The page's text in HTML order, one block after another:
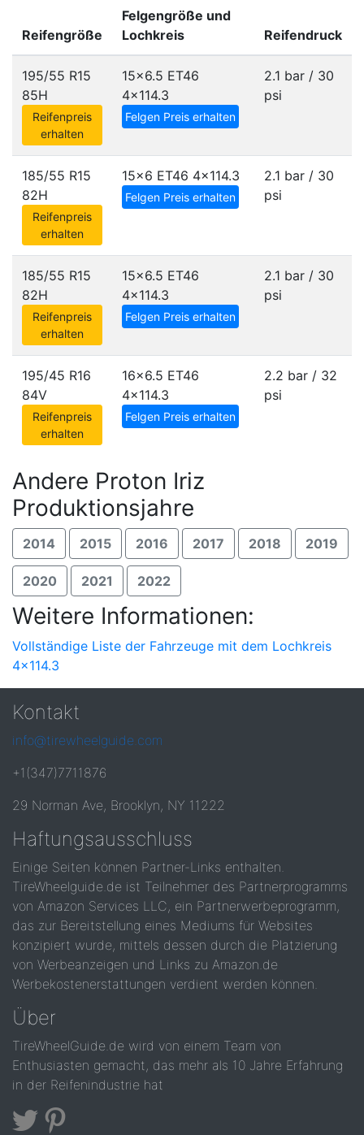
Reifengröße
Felgengröße und
Lochkreis
Reifendruck
195/55 R15
85H
Reifenpreis
erhalten
15x6.5 ET46
4x114.3
Felgen Preis erhalten
2.1 bar / 30
psi
185/55 R15
82H
Reifenpreis
erhalten
15x6 ET46 4x114.3
Felgen Preis erhalten
2.1 bar / 30
psi
185/55 R15
82H
Reifenpreis
erhalten
15x6.5 ET46
4x114.3
Felgen Preis erhalten
2.1 bar / 30
psi
195/45 R16
84V
Reifenpreis
erhalten
16x6.5 ET46
4x114.3
Felgen Preis erhalten
2.2 bar / 32
psi
Andere Proton Iriz
Produktionsjahre
2014 2015 2016 2017 2018 2019
2020 2021 2022
Weitere Informationen:
Vollständige Liste der Fahrzeuge mit dem Lochkreis
4x114.3
Kontakt
info@tirewheelguide.com
+1(347)7711876
29 Norman Ave, Brooklyn, NY 11222
Haftungsausschluss
Einige Seiten können Partner-Links enthalten.
TireWheelguide.de ist Teilnehmer des Partnerprogramms
von Amazon Services LLC, ein Partnerwerbeprogramm,
das zur Bereitstellung eines Mediums für Websites
konzipiert wurde, mittels dessen durch die Platzierung
von Werbeanzeigen und Links zu Amazon.de
Werbekostenerstattungen verdient werden können.
Über
TireWheelGuide.de wird von einem Team von
Enthusiasten gemacht, das mehr als 10 Jahre Erfahrung
in der Reifenindustrie hat